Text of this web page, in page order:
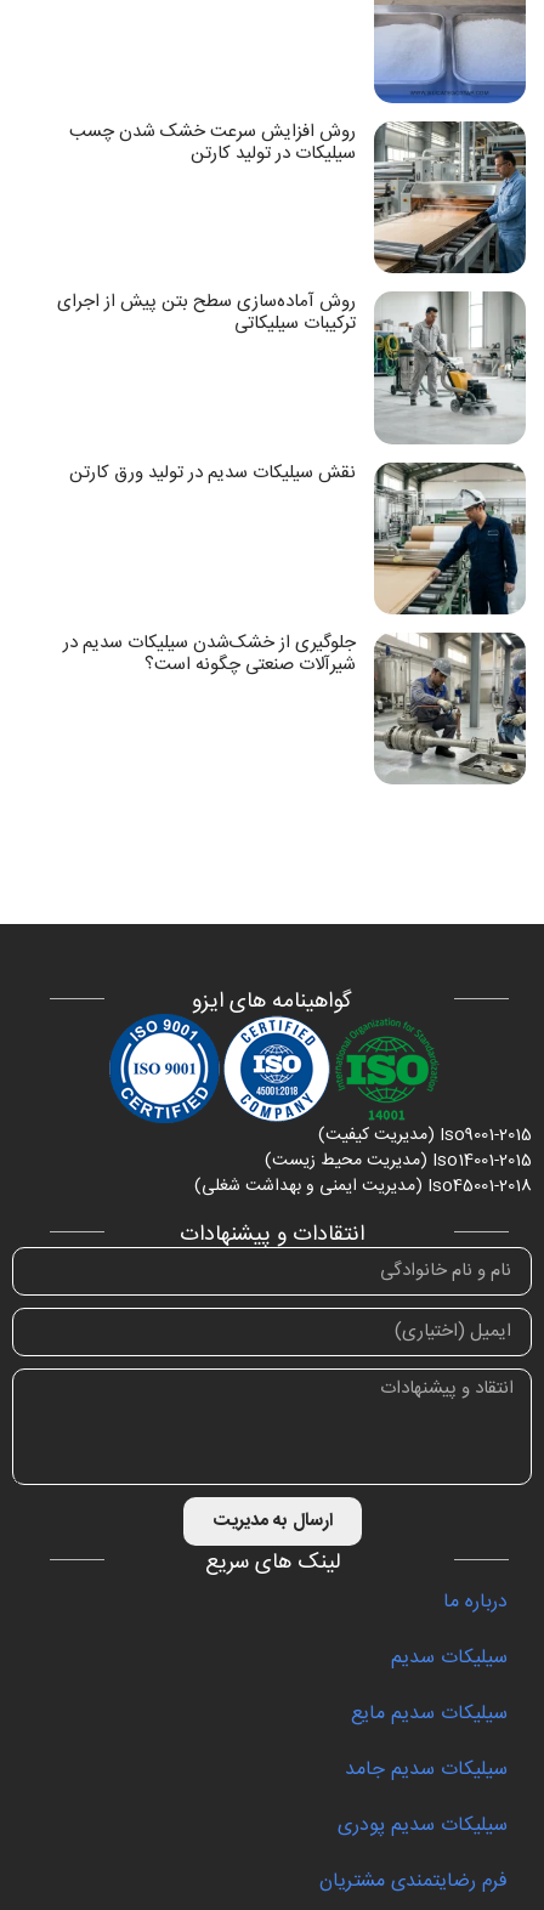
روش افزایش سرعت خشک شدن چسب
سیلیکات در تولید کارتن
روش آماده‌سازی سطح بتن پیش از اجرای
ترکیبات سیلیکاتی
نقش سیلیکات سدیم در تولید ورق کارتن
جلوگیری از خشک‌شدن سیلیکات سدیم در
شیرآلات صنعتی چگونه است؟
گواهینامه های ایزو
Iso9001-2015 (مدیریت کیفیت)
Iso14001-2015 (مدیریت محیط زیست)
Iso45001-2018 (مدیریت ایمنی و بهداشت شغلی)
انتقادات و پیشنهادات
ارسال به مدیریت
لینک های سریع
درباره ما
سیلیکات سدیم
سیلیکات سدیم مایع
سیلیکات سدیم جامد
سیلیکات سدیم پودری
فرم رضایتمندی مشتریان